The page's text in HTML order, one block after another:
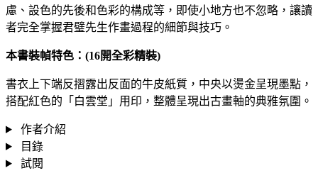
慮、設色的先後和色彩的構成等，即使小地方也不忽略，讓讀
者完全掌握君璧先生作畫過程的細節與技巧。
本書裝幀特色：(16開全彩精裝)
書衣上下端反摺露出反面的牛皮紙質，中央以燙金呈現墨點，
搭配紅色的「白雲堂」用印，整體呈現出古畫軸的典雅氛圍。
作者介紹
目錄
試閱